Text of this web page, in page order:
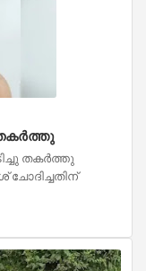
തകർത്തു
തകർത്തു
ചോദിച്ചതിന്